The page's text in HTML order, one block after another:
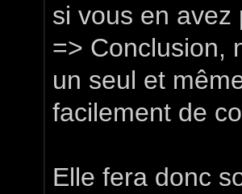
si vous en avez
=> Conclusion,
un seul et
facilement de
Elle fera donc